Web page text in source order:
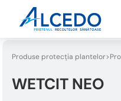
Produse protecția plantelor
WETCIT NEO